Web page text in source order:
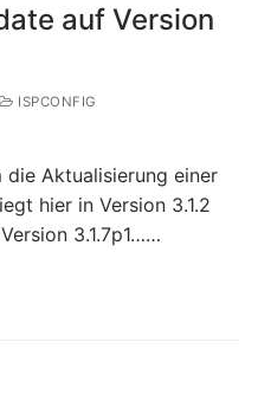
auf Version
ISPCONFIG
Aktualisierung einer
hier in Version 3.1.2
3.1.7p1……